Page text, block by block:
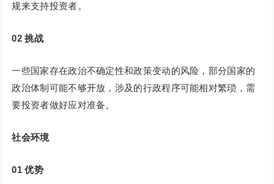
规来支持投资者。
02 挑战
一些国家存在政治不确定性和政策变动的风险，部分国家的
政治体制可能不够开放，涉及的行政程序可能相对繁琐，需
要投资者做好应对准备。
社会环境
01 优势